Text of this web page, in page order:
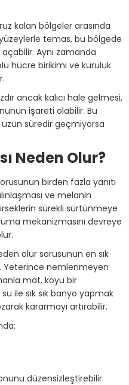
kalan bölgeler arasında
temas, bu bölgede
Aynı zamanda
hücre birikimi ve kuruluk
ancak kalıcı hale gelmesi,
işareti olabilir. Bu
süredir geçmiyorsa
Neden Olur?
birden fazla yanıtı
ve melanin
sürekli sürtünmeye
mekanizmasını devreye
olur sorusunun en sık
Yeterince nemlenmeyen
mat, koyu bir
ile sık sık banyo yapmak
kararmayı artırabilir.
düzensizleştirebilir.